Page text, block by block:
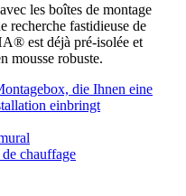
les boîtes de montage
recherche fastidieuse de
est déjà pré-isolée et
mousse robuste.
chauffage